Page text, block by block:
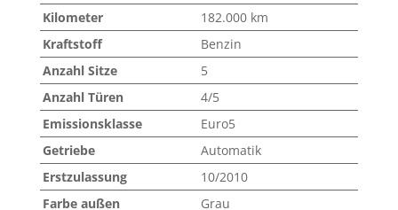
Kilometer
182.000 km
Kraftstoff
Benzin
Anzahl Sitze
5
Anzahl Türen
4/5
Emissionsklasse
Euro5
Getriebe
Automatik
Erstzulassung
10/2010
Farbe außen
Grau